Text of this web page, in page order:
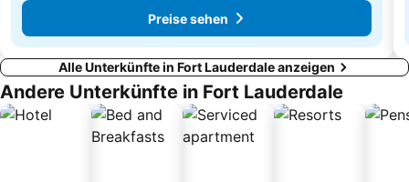
Preise sehen
Alle Unterkünfte in Fort Lauderdale anzeigen
Andere Unterkünfte in Fort Lauderdale